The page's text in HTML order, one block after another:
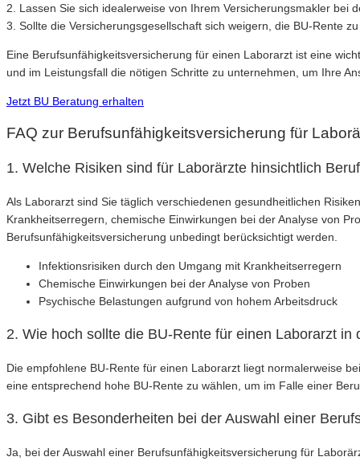
2. Lassen Sie sich idealerweise von Ihrem Versicherungsmakler bei
3. Sollte die Versicherungsgesellschaft sich weigern, die BU-Rente
Eine Berufsunfähigkeitsversicherung für einen Laborarzt ist eine
und im Leistungsfall die nötigen Schritte zu unternehmen, um Ihre
Jetzt BU Beratung erhalten
FAQ zur Berufsunfähigkeitsversicherung für
1. Welche Risiken sind für Laborärzte hinsichtlich
Als Laborarzt sind Sie täglich verschiedenen gesundheitlichen
Krankheitserregern, chemische Einwirkungen bei der Analyse von
Berufsunfähigkeitsversicherung unbedingt berücksichtigt werden.
Infektionsrisiken durch den Umgang mit Krankheitserregern
Chemische Einwirkungen bei der Analyse von Proben
Psychische Belastungen aufgrund von hohem Arbeitsdruck
2. Wie hoch sollte die BU-Rente für einen Laborarzt in
Die empfohlene BU-Rente für einen Laborarzt liegt normalerweise
eine entsprechend hohe BU-Rente zu wählen, um im Falle einer
3. Gibt es Besonderheiten bei der Auswahl einer
Ja, bei der Auswahl einer Berufsunfähigkeitsversicherung für